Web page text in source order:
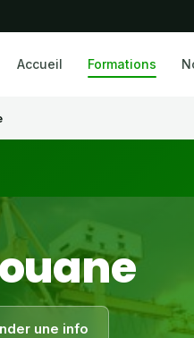
Accueil Formations
une info